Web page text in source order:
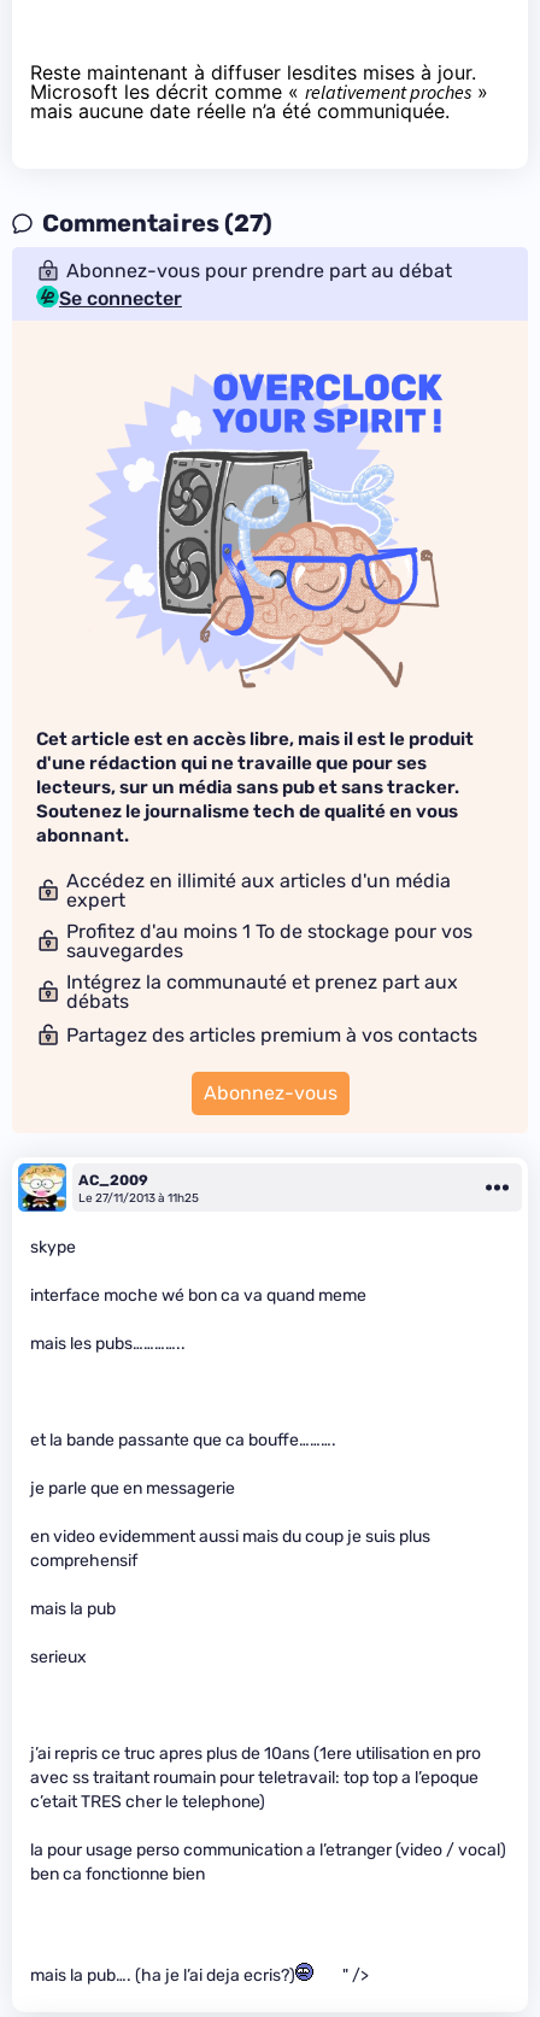
Reste maintenant à diffuser lesdites mises à jour.
Microsoft les décrit comme « relativement proches »
mais aucune date réelle n’a été communiquée.
Commentaires (27)
Abonnez-vous pour prendre part au débat
Se connecter
Cet article est en accès libre, mais il est le produit
d'une rédaction qui ne travaille que pour ses
lecteurs, sur un média sans pub et sans tracker.
Soutenez le journalisme tech de qualité en vous
abonnant.
Accédez en illimité aux articles d'un média
expert
Profitez d'au moins 1 To de stockage pour vos
sauvegardes
Intégrez la communauté et prenez part aux
débats
Partagez des articles premium à vos contacts
Abonnez-vous
AC_2009
Le 27/11/2013 à 11h25
skype
interface moche wé bon ca va quand meme
mais les pubs…………..
et la bande passante que ca bouffe……….
je parle que en messagerie
en video evidemment aussi mais du coup je suis plus
comprehensif
mais la pub
serieux
j’ai repris ce truc apres plus de 10ans (1ere utilisation en pro
avec ss traitant roumain pour teletravail: top top a l’epoque
c’etait TRES cher le telephone)
la pour usage perso communication a l’etranger (video / vocal)
ben ca fonctionne bien
mais la pub…. (ha je l’ai deja ecris?) " />